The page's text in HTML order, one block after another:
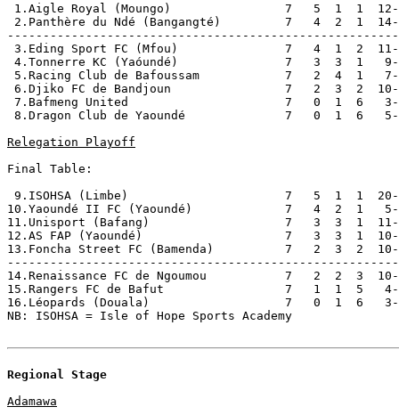
1.Aigle Royal (Moungo)                7   5  1  1
2.Panthère du Ndé (Bangangté)         7   4  2  1
3.Eding Sport FC (Mfou)               7   4  1  2
4.Tonnerre KC (Yaóundé)               7   3  3  1
5.Racing Club de Bafoussam            7   2  4  1
6.Djiko FC de Bandjoun                7   2  3  2
7.Bafmeng United                      7   0  1  6
8.Dragon Club de Yaoundé              7   0  1  6
Relegation Playoff
Final Table:
9.ISOHSA (Limbe)                      7   5  1  1
10.Yaoundé II FC (Yaoundé)             7   4  2  1
11.Unisport (Bafang)                   7   3  3  1  11-
12.AS FAP (Yaoundé)                    7   3  3  1
13.Foncha Street FC (Bamenda)          7   2  3  2
14.Renaissance FC de Ngoumou           7   2  2
15.Rangers FC de Bafut                 7   1  1  5
16.Léopards (Douala)                   7   0  1  6
NB: ISOHSA = Isle of Hope Sports Academy
Regional Stage
Adamawa